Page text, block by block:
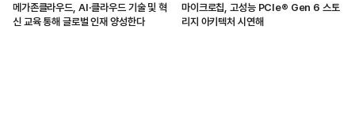
메가존클라우드, AI·클라우드 기술 및 혁
신 교육 통해 글로벌 인재 양성한다
마이크로칩, 고성능 PCIe® Gen 6 스토
리지 아키텍처 시연해